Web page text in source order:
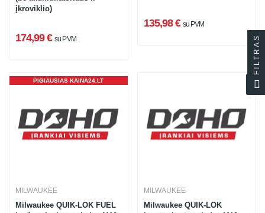
įkroviklio)
174,99 € su PVM
135,98 € su PVM
PIGIAUSIAS KAINA24.LT
MILWAUKEE
Milwaukee QUIK-LOK FUEL
MILWAUKEE
Milwaukee QUIK-LOK
FILTRAS